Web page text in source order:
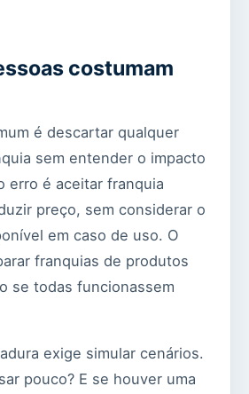
costumam
é descartar qualquer
sem entender o impacto
erro é aceitar franquia
preço, sem considerar o
em caso de uso. O
franquias de produtos
se todas funcionassem
exige simular cenários.
pouco? E se houver uma